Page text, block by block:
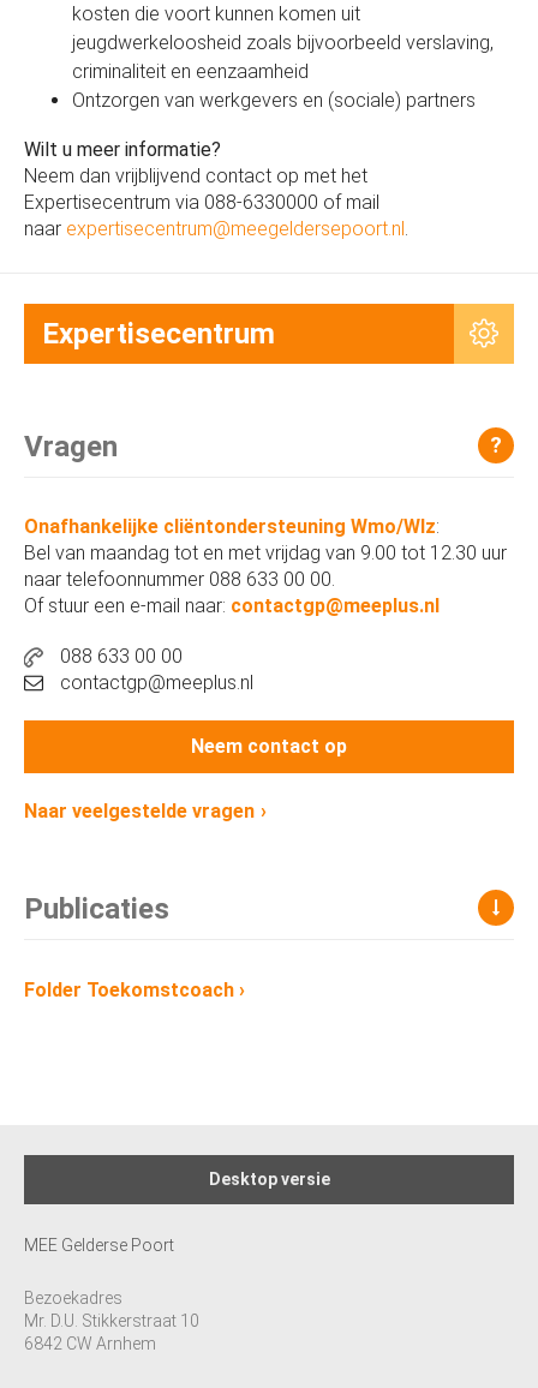
kosten die voort kunnen komen uit
jeugdwerkeloosheid zoals bijvoorbeeld verslaving,
criminaliteit en eenzaamheid
Ontzorgen van werkgevers en (sociale) partners
Wilt u meer informatie?
Neem dan vrijblijvend contact op met het
Expertisecentrum via 088-6330000 of mail
naar expertisecentrum@meegeldersepoort.nl
Expertisecentrum
Vragen ?
Onafhankelijke cliëntondersteuning Wmo/Wlz:
Bel van maandag tot en met vrijdag van 9.00 tot 12.30 uur
naar telefoonnummer 088 633 00 00.
Of stuur een e-mail naar: contactgp@meeplus.nl
088 633 00 00
contactgp@meeplus.nl
Neem contact op
Naar veelgestelde vragen
Publicaties
Folder Toekomstcoach ›
Desktop versie
MEE Gelderse Poort
Bezoekadres
Mr. D.U. Stikkerstraat 10
6842 CW Arnhem